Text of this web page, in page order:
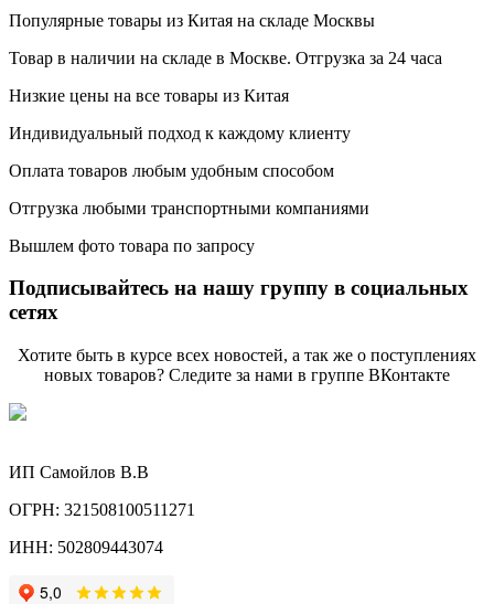
Популярные товары из Китая на складе Москвы
Товар в наличии на складе в Москве. Отгрузка за 24 часа
Низкие цены на все товары из Китая
Индивидуальный подход к каждому клиенту
Оплата товаров любым удобным способом
Отгрузка любыми транспортными компаниями
Вышлем фото товара по запросу
Подписывайтесь на нашу группу в социальных
сетях
Хотите быть в курсе всех новостей, а так же о поступлениях
новых товаров? Следите за нами в группе ВКонтакте
ИП Самойлов В.В
ОГРН: 321508100511271
ИНН: 502809443074